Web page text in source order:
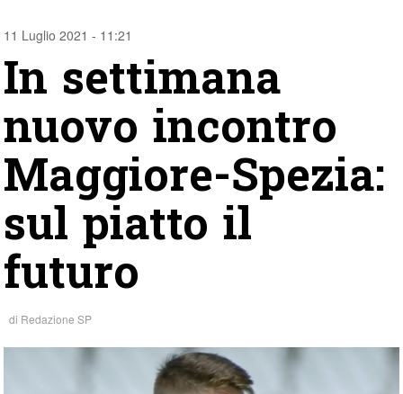
11 Luglio 2021 - 11:21
In settimana
nuovo incontro
Maggiore-Spezia:
sul piatto il
futuro
di Redazione SP